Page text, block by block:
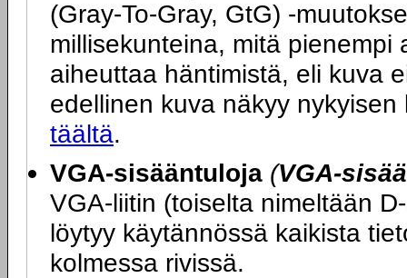
(Gray-To-Gray, GtG) -
millisekunteina, mitä
aiheuttaa häntimistä, eli kuva
edellinen kuva näkyy
täältä.
VGA-sisääntuloja (VGA-
VGA-liitin (toiselta nimeltään
löytyy käytännössä kaikista
kolmessa rivissä.